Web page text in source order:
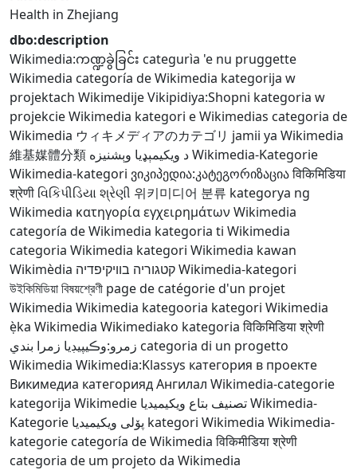
Health in Zhejiang
dbo:description
Wikimedia:ကဏ္ဍခွဲခြင်း categurìa 'e nu pruggette
Wikimedia categoría de Wikimedia kategorija w
projektach WikimedijeVikipidiya:Shopni kategoria w
projekcie Wikimedia kategori e Wikimedias categoria de
Wikimedia ウィキメディアのカテゴリ jamii ya Wikimedia
維基媒體分類 د ويکيمېډيا وېشنيزهWikimedia-Kategorie
Wikimedia-kategori ვიკიპედია:კატეგორიზაციაविकिमिडिया
श्रेणी વિકિપીડિયા શ્રેણી 위키미디어 분류 kategorya ng
Wikimedia κατηγορία εγχειρημάτων Wikimedia
categoría de Wikimedia kategoria ti Wikimedia
categoria Wikimedia kategori Wikimedia kawan
Wikimèdia קטגוריה בוויקיפדיהWikimedia-kategori
উইকিমিডিয়া বিষয়শ্রেণী page de catégorie d'un projet
Wikimedia Wikimedia kategooria kategori Wikimedia
ẹ̀ka Wikimedia Wikimediako kategoria विकिमिडिया श्रेणी
زمرو:وڪيپيڊيا زمرا بندي categoria di un progetto
Wikimedia Wikimedia:Klassys категория в проекте
Викимедиа категорияд Ангилал Wikimedia-categorie
kategorija Wikimedie تصنيف بتاع ويكيميدياWikimedia-
Kategorie پۆلی ویکیمیدیا kategori Wikimedia Wikimedia-
kategorie categoría de Wikimedia विकिमीडिया श्रेणी
categoria de um projeto da Wikimedia